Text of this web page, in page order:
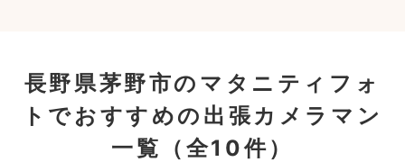
長野県茅野市のマタニティフォ
トでおすすめの出張カメラマン
一覧
（全10件）